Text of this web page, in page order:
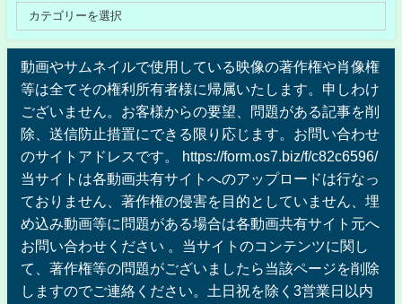
動画やサムネイルで使用している映像の著作権や肖像権
等は全てその権利所有者様に帰属いたします。申しわけ
ございません。お客様からの要望、問題がある記事を削
除、送信防止措置にできる限り応じます。お問い合わせ
のサイトアドレスです。 https://form.os7.biz/f/c82c6596/
当サイトは各動画共有サイトへのアップロードは行なっ
ておりません、著作権の侵害を目的としていません、埋
め込み動画等に問題がある場合は各動画共有サイト元へ
お問い合わせください 。当サイトのコンテンツに関し
て、著作権等の問題がございましたら当該ページを削除
しますのでご連絡ください。土日祝を除く3営業日以内